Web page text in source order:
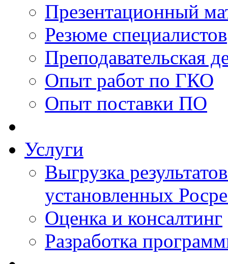
Презентационный
Резюме специалистов
Преподавательская
Опыт работ по ГКО
Опыт поставки ПО
Услуги
Выгрузка
установленных
Оценка и консалтинг
Разработка